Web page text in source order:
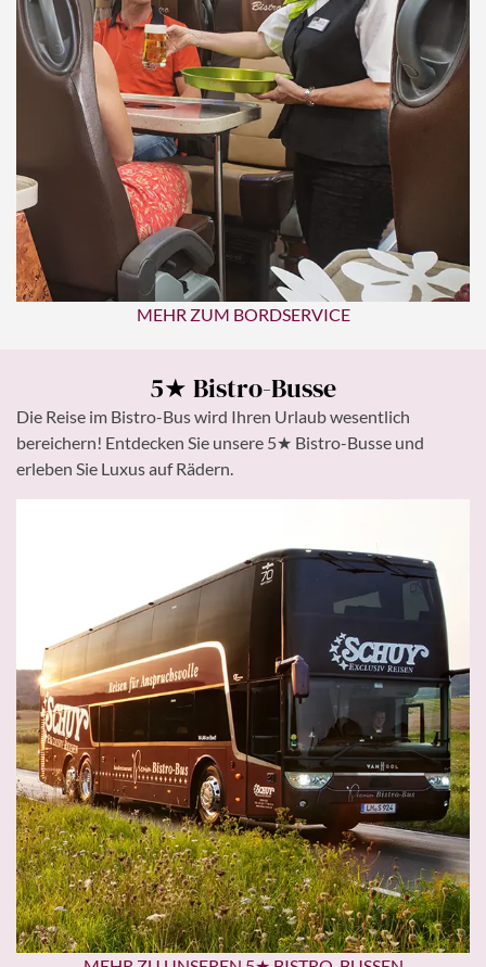
MEHR ZUM BORDSERVICE
5★ Bistro-Busse
Die Reise im Bistro-Bus wird Ihren Urlaub wesentlich
bereichern! Entdecken Sie unsere 5★ Bistro-Busse und
erleben Sie Luxus auf Rädern.